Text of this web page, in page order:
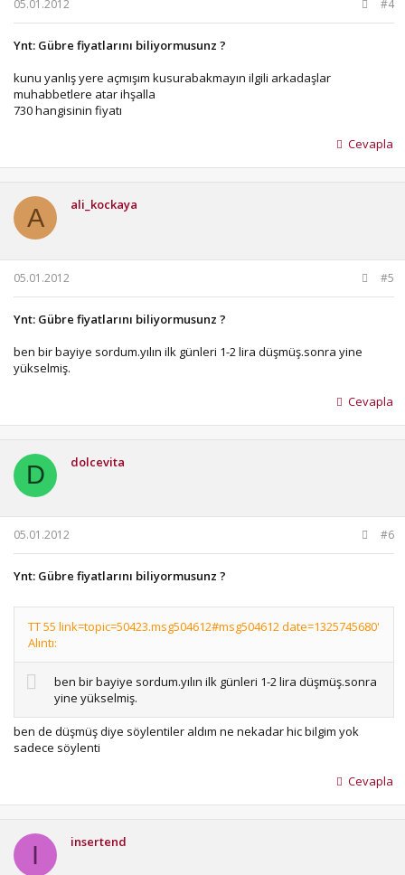
05.01.2012 #4
Ynt: Gübre fiyatlarını biliyormusunz ?
kunu yanlış yere açmışım kusurabakmayın ilgili arkadaşlar
muhabbetlere atar ihşalla
730 hangisinin fiyatı
Cevapla
A ali_kockaya
05.01.2012 #5
Ynt: Gübre fiyatlarını biliyormusunz ?
ben bir bayiye sordum.yılın ilk günleri 1-2 lira düşmüş.sonra yine
yükselmiş.
Cevapla
D dolcevita
05.01.2012 #6
Ynt: Gübre fiyatlarını biliyormusunz ?
TT 55 link=topic=50423.msg504612#msg504612 date=1325745680'
Alıntı:
ben bir bayiye sordum.yılın ilk günleri 1-2 lira düşmüş.sonra
yine yükselmiş.
ben de düşmüş diye söylentiler aldım ne nekadar hic bilgim yok
sadece söylenti
Cevapla
I insertend